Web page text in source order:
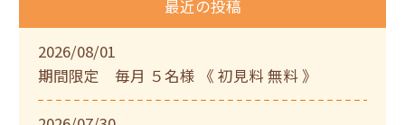
最近の投稿
2026/08/01
期間限定 毎月 ５名様 《 初見料 無料 》